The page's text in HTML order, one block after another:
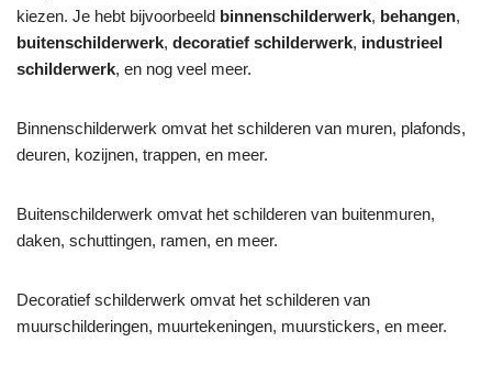
kiezen. Je hebt bijvoorbeeld binnenschilderwerk, behangen,
buitenschilderwerk, decoratief schilderwerk, industrieel
schilderwerk, en nog veel meer.
Binnenschilderwerk omvat het schilderen van muren, plafonds,
deuren, kozijnen, trappen, en meer.
Buitenschilderwerk omvat het schilderen van buitenmuren,
daken, schuttingen, ramen, en meer.
Decoratief schilderwerk omvat het schilderen van
muurschilderingen, muurtekeningen, muurstickers, en meer.